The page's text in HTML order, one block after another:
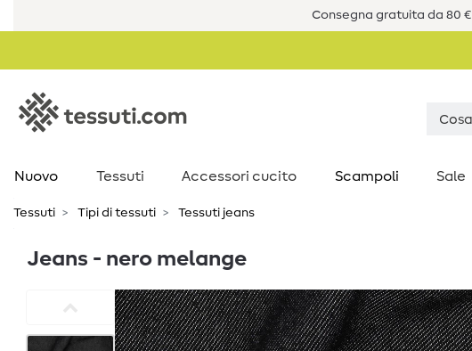
Consegna gratuita da 80 €
Nuovo Tessuti Accessori cucito Scampoli Sale
Tessuti Tipi di tessuti Tessuti jeans
Jeans - nero melange